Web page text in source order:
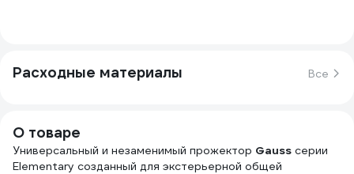
Расходные материалы Все
О товаре
Универсальный и незаменимый прожектор Gauss серии
Elementary созданный для экстерьерной общей